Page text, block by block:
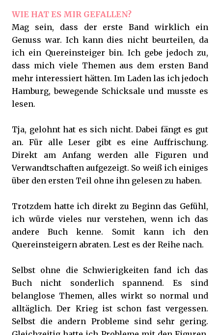
WIE HAT ES MIR GEFALLEN?
Mag sein, dass der erste Band wirklich ein
Genuss war. Ich kann dies nicht beurteilen, da
ich ein Quereinsteiger bin. Ich gebe jedoch zu,
dass mich viele Themen aus dem ersten Band
mehr interessiert hätten. Im Laden las ich jedoch
Hamburg, bewegende Schicksale und musste es
lesen.
Tja, gelohnt hat es sich nicht. Dabei fängt es gut
an. Für alle Leser gibt es eine Auffrischung.
Direkt am Anfang werden alle Figuren und
Verwandtschaften aufgezeigt. So weiß ich einiges
über den ersten Teil ohne ihn gelesen zu haben.
Trotzdem hatte ich direkt zu Beginn das Gefühl,
ich würde vieles nur verstehen, wenn ich das
andere Buch kenne. Somit kann ich den
Quereinsteigern abraten. Lest es der Reihe nach.
Selbst ohne die Schwierigkeiten fand ich das
Buch nicht sonderlich spannend. Es sind
belanglose Themen, alles wirkt so normal und
alltäglich. Der Krieg ist schon fast vergessen.
Selbst die andern Probleme sind sehr gering.